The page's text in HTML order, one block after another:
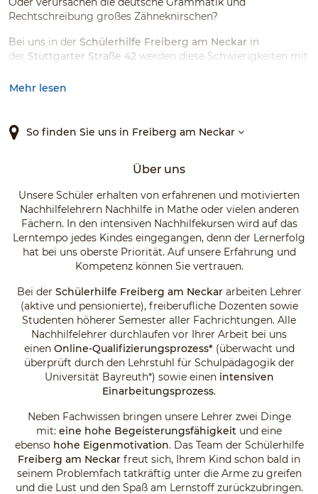
Rechtschreibung großes Zähneknirschen?
Bei uns in der Schülerhilfe Freiberg am Neckar in
der Stuttgarter Straße 42 werden diese Schwierigkeiten mit
gestern. Egal für welches Fach, für welche Klasse oder für
Prüfungsvorbereitungskurs, wir bieten für sämtlichen
Bedarf Nachhilfe an.
Mehr lesen
So finden Sie uns in Freiberg am Neckar
Über uns
Unsere Schüler erhalten von erfahrenen und motivierten
Nachhilfelehrern Nachhilfe in Mathe oder vielen anderen
Fächern. In den intensiven Nachhilfekursen wird auf das
Lerntempo jedes Kindes eingegangen, denn der Lernerfolg
hat bei uns oberste Priorität. Auf unsere Erfahrung und
Kompetenz können Sie vertrauen.
Bei der Schülerhilfe Freiberg am Neckar arbeiten Lehrer
(aktive und pensionierte), freiberufliche Dozenten sowie
Studenten höherer Semester aller Fachrichtungen. Alle
Nachhilfelehrer durchlaufen vor Ihrer Arbeit bei uns
einen Online-Qualifizierungsprozess*(überwacht und
überprüft durch den Lehrstuhl für Schulpädagogik der
Universität Bayreuth*) sowie einen intensiven
Einarbeitungsprozess.
Neben Fachwissen bringen unsere Lehrer zwei Dinge
mit: eine hohe Begeisterungsfähigkeit und eine
ebenso hohe Eigenmotivation. Das Team der Schülerhilfe
Freiberg am Neckar freut sich, Ihrem Kind schon bald in
seinem Problemfach tatkräftig unter die Arme zu greifen
und die Lust und den Spaß am Lernstoff zurückzubringen.